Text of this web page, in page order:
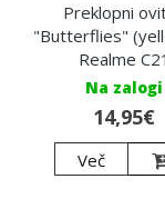
Preklopni
"Butterflies"
Realme C21
Na zalogi
14,95€
Več